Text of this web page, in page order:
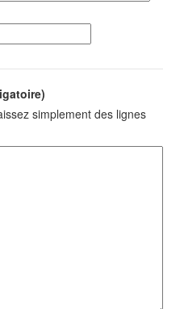
simplement des lignes